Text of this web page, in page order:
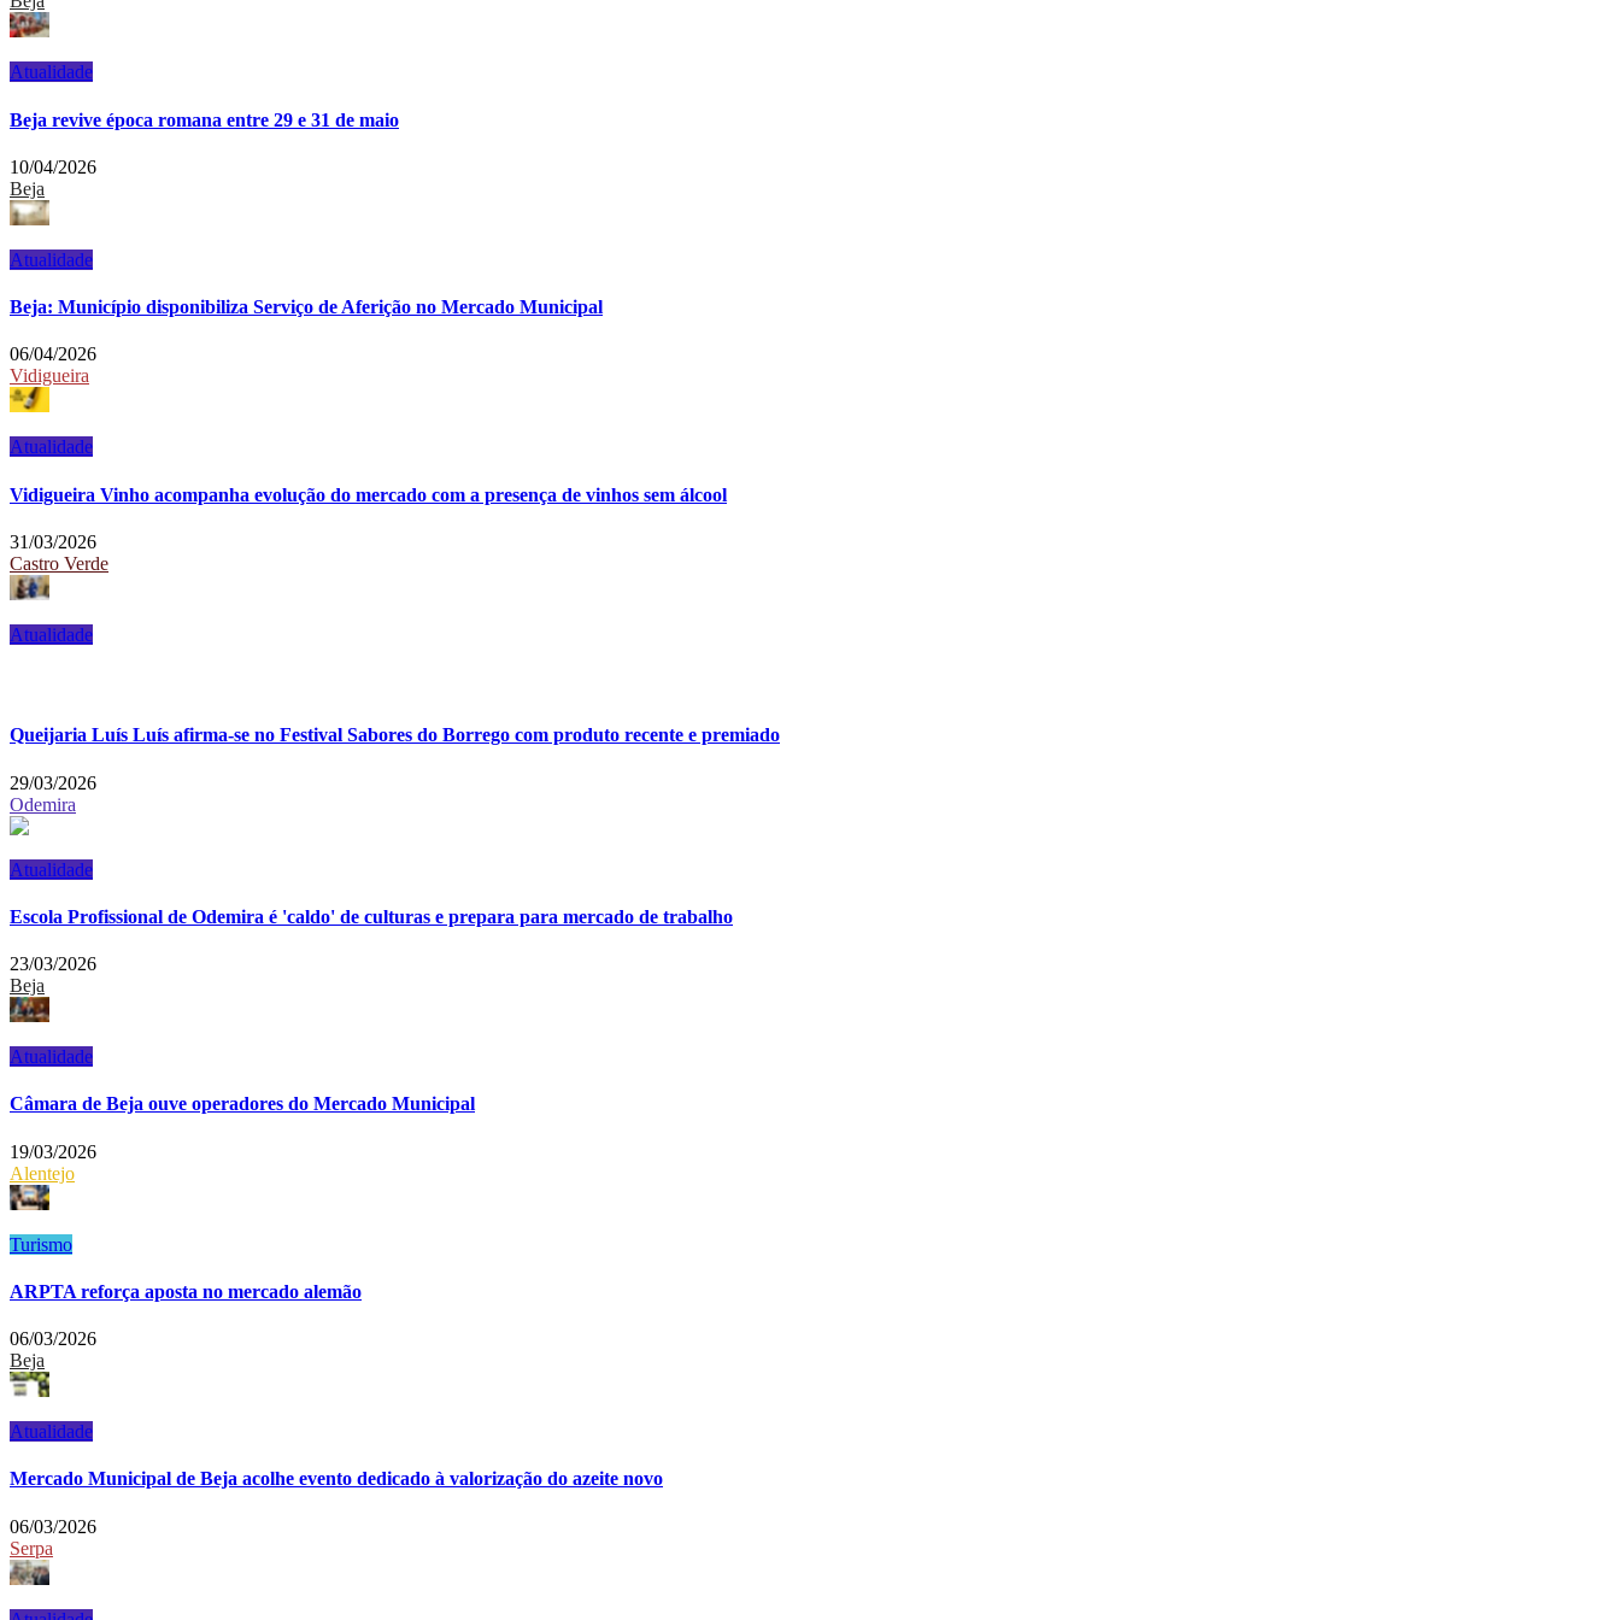
Atualidade
Beja revive época romana entre 29 e 31 de maio
10/04/2026
Beja
Atualidade
Beja: Município disponibiliza Serviço de Aferição no Mercado Municipal
06/04/2026
Vidigueira
Atualidade
Vidigueira Vinho acompanha evolução do mercado com a presença de vinhos sem álcool
31/03/2026
Castro Verde
Atualidade
Queijaria Luís Luís afirma-se no Festival Sabores do Borrego com produto recente e premiado
29/03/2026
Odemira
Atualidade
Escola Profissional de Odemira é 'caldo' de culturas e prepara para mercado de trabalho
23/03/2026
Beja
Atualidade
Câmara de Beja ouve operadores do Mercado Municipal
19/03/2026
Alentejo
Turismo
ARPTA reforça aposta no mercado alemão
06/03/2026
Beja
Atualidade
Mercado Municipal de Beja acolhe evento dedicado à valorização do azeite novo
06/03/2026
Serpa